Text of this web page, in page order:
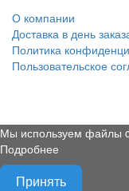
Мы используем файлы
Подробнее
Принять
О компании
Доставка в день
Политика
Пользовательское